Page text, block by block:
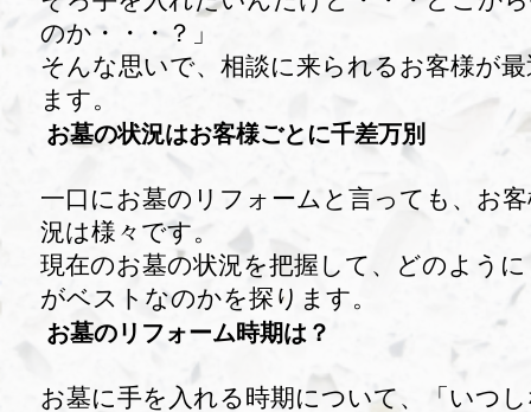
のか・・・？」
そんな思いで、相談に来られるお客様が
ます。
お墓の状況はお客様ごとに千差万別
一口にお墓のリフォームと言っても、お
況は様々です。
現在のお墓の状況を把握して、どのよう
がベストなのかを探ります。
お墓のリフォーム時期は？
お墓に手を入れる時期について、「いつ